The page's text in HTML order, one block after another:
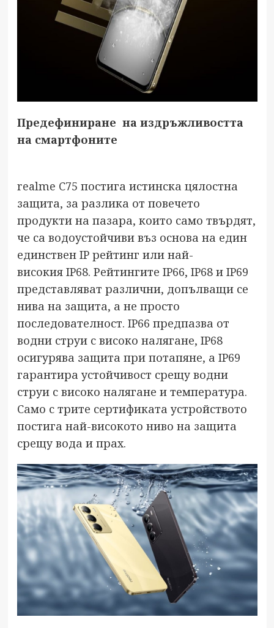
Предефиниране на издръжливостта
на смартфоните
realme C75 постига истинска цялостна
защита, за разлика от повечето
продукти на пазара, които само твърдят,
че са водоустойчиви въз основа на един
единствен IP рейтинг или най-
високия IP68. Рейтингите IP66, IP68 и IP69
представляват различни, допълващи се
нива на защита, а не просто
последователност. IP66 предпазва от
водни струи с високо налягане, IP68
осигурява защита при потапяне, а IP69
гарантира устойчивост срещу водни
струи с високо налягане и температура.
Само с трите сертификата устройството
постига най-високото ниво на защита
срещу вода и прах.